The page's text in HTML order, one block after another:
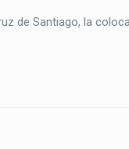
de Santiago, la